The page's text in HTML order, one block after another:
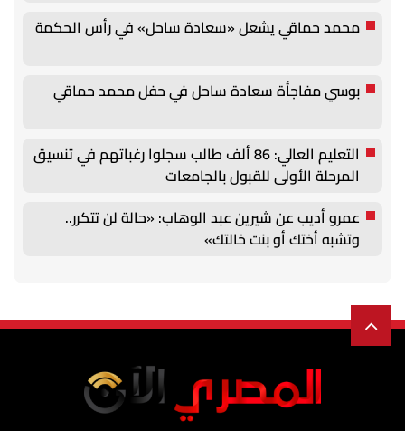
محمد حماقي يشعل «سعادة ساحل» في رأس الحكمة
بوسي مفاجأة سعادة ساحل في حفل محمد حماقي
التعليم العالي: 86 ألف طالب سجلوا رغباتهم في تنسيق
المرحلة الأولى للقبول بالجامعات
عمرو أديب عن شيرين عبد الوهاب: «حالة لن تتكرر..
وتشبه أختك أو بنت خالتك»